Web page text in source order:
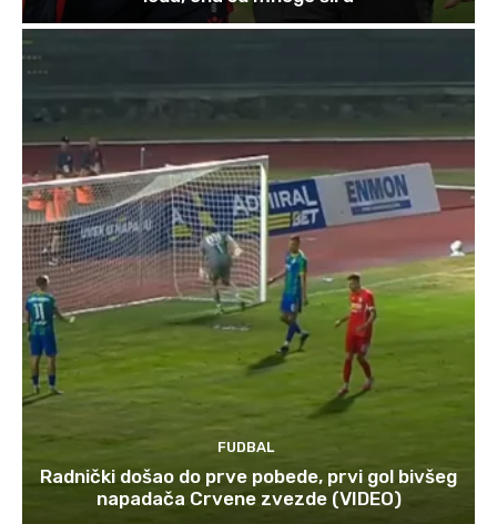
FUDBAL
Radnički došao do prve pobede, prvi gol bivšeg
napadača Crvene zvezde (VIDEO)